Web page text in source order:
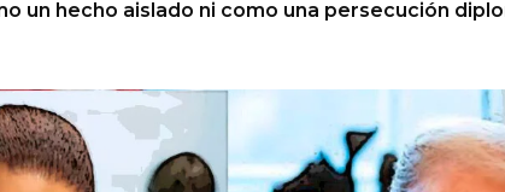
un hecho aislado ni como una persecución